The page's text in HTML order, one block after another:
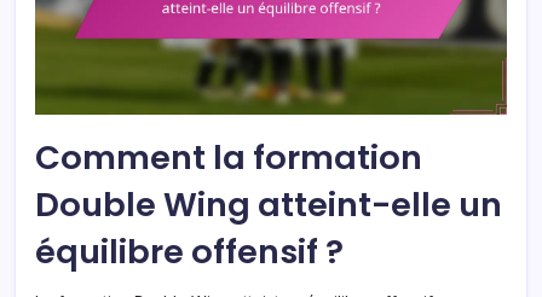
Comment la formation
Double Wing atteint-elle un
équilibre offensif ?